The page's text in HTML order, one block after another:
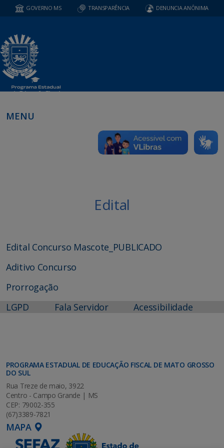
GOVERNO MS TRANSPARÊNCIA DENUNCIA ANÔNIMA
MENU
Edital
Edital Concurso Mascote_PUBLICADO
Aditivo Concurso
Prorrogação
LGPD
Fala Servidor Acessibilidade
PROGRAMA ESTADUAL DE EDUCAÇÃO FISCAL DE MATO GROSSO
DO SUL
Rua Treze de maio, 3922
Centro - Campo Grande | MS
CEP: 79002-355
(67)3389-7821
MAPA